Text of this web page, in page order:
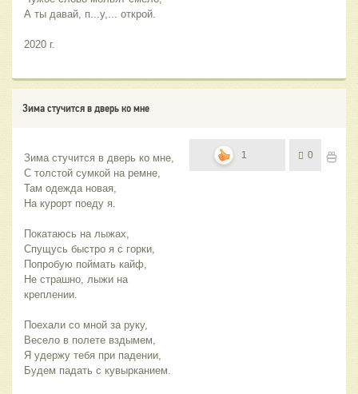
А ты давай, п...у,... открой.
2020 г.
Зима стучится в дверь ко мне
Зима стучится в дверь ко мне,
С толстой сумкой на ремне,
Там одежда новая,
На курорт поеду я.
Покатаюсь на лыжах,
Спущусь быстро я с горки,
Попробую поймать кайф,
Не страшно, лыжи на
креплении.
Поехали со мной за руку,
Весело в полете вздымем,
Я удержу тебя при падении,
Будем падать с кувырканием.
1 0